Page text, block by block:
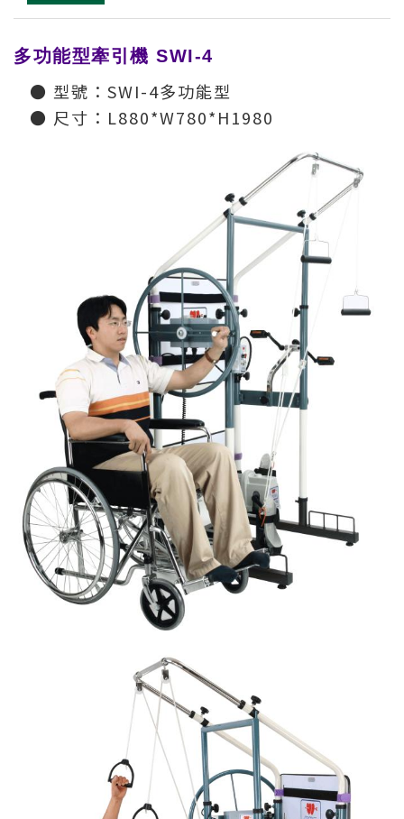
多功能型牽引機 SWI-4
● 型號：SWI-4多功能型
● 尺寸：L880*W780*H1980